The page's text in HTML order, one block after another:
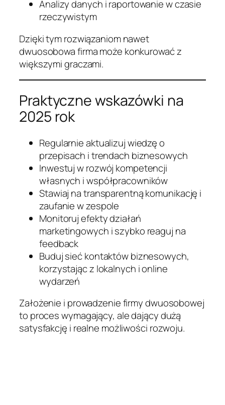
Analizy danych i raportowanie w czasie
rzeczywistym
Dzięki tym rozwiązaniom nawet
dwuosobowa firma może konkurować z
większymi graczami.
Praktyczne wskazówki na
2025 rok
Regularnie aktualizuj wiedzę o
przepisach i trendach biznesowych
Inwestuj w rozwój kompetencji
własnych i współpracowników
Stawiaj na transparentną komunikację i
zaufanie w zespole
Monitoruj efekty działań
marketingowych i szybko reaguj na
feedback
Buduj sieć kontaktów biznesowych,
korzystając z lokalnych i online
wydarzeń
Założenie i prowadzenie firmy dwuosobowej
to proces wymagający, ale dający dużą
satysfakcję i realne możliwości rozwoju.